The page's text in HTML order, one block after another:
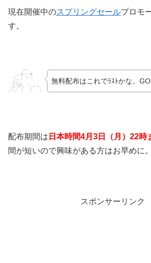
現在開催中のスプリングセールプロモ
す。
無料配布はこれでﾗｽﾄかな。
配布期間は 日本時間4月3日（月）22時
間が短いので興味がある方はお早めに。
スポンサーリンク